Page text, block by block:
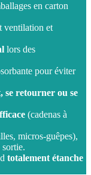
en carton
ventilation et
lors des
pour éviter
se retourner ou se
(cadenas à
micros‑guêpes),
totalement étanche